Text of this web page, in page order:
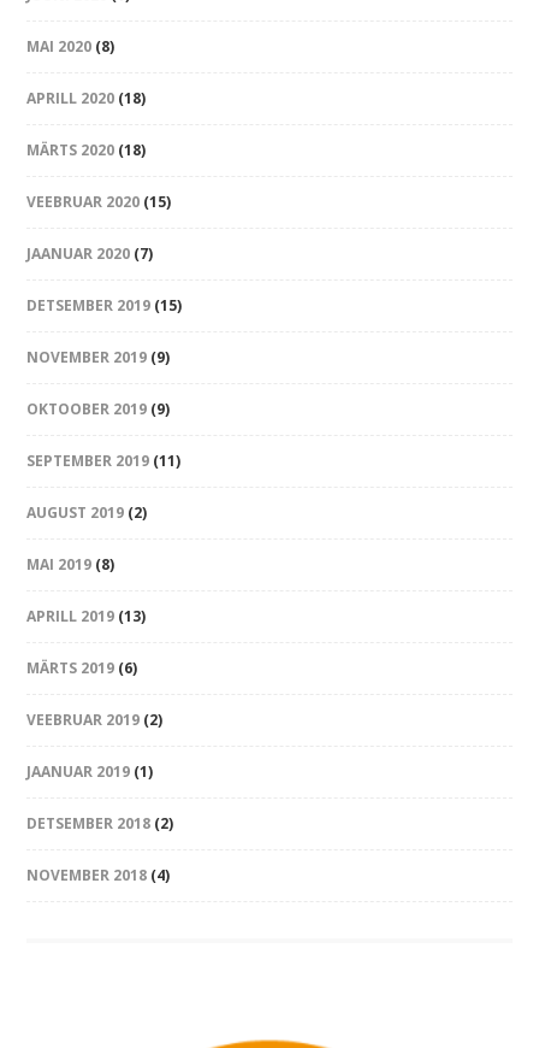
MAI 2020 (8)
APRILL 2020 (18)
MÄRTS 2020 (18)
VEEBRUAR 2020 (15)
JAANUAR 2020 (7)
DETSEMBER 2019 (15)
NOVEMBER 2019 (9)
OKTOOBER 2019 (9)
SEPTEMBER 2019 (11)
AUGUST 2019 (2)
MAI 2019 (8)
APRILL 2019 (13)
MÄRTS 2019 (6)
VEEBRUAR 2019 (2)
JAANUAR 2019 (1)
DETSEMBER 2018 (2)
NOVEMBER 2018 (4)